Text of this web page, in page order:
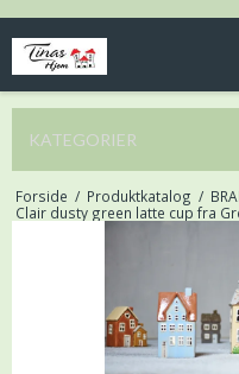
KATEGORIER
Forside / Produktkatalog /
Clair dusty green latte cup fra